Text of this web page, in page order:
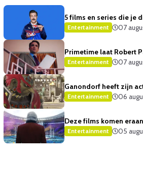
5 films en series die je
Entertainment 07
Primetime laat Robert
Entertainment 07
Ganondorf heeft zijn
Entertainment 06
Deze films komen
Entertainment 05